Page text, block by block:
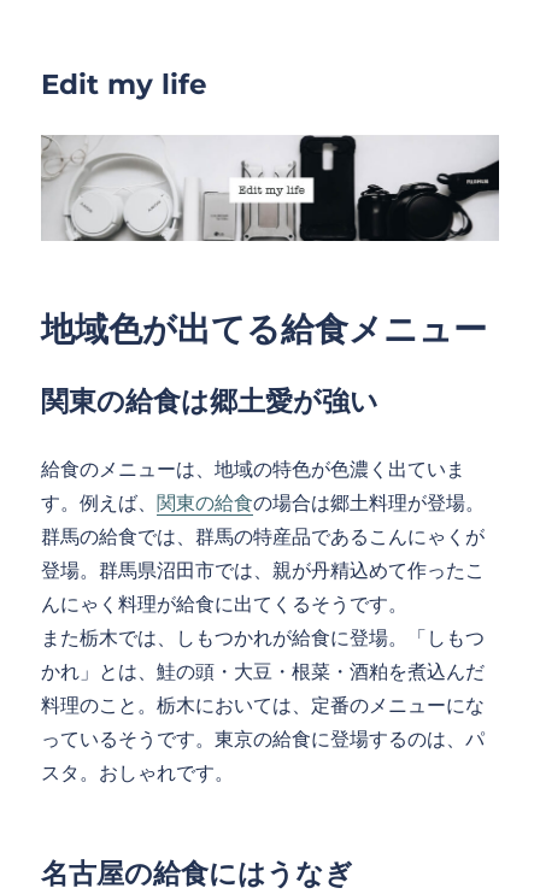
Edit my life
地域色が出てる給食メニュー
関東の給食は郷土愛が強い
給食のメニューは、地域の特色が色濃く出ていま
す。例えば、関東の給食の場合は郷土料理が登場。
群馬の給食では、群馬の特産品であるこんにゃくが
登場。群馬県沼田市では、親が丹精込めて作ったこ
んにゃく料理が給食に出てくるそうです。
また栃木では、しもつかれが給食に登場。「しもつ
かれ」とは、鮭の頭・大豆・根菜・酒粕を煮込んだ
料理のこと。栃木においては、定番のメニューにな
っているそうです。東京の給食に登場するのは、パ
スタ。おしゃれです。
名古屋の給食にはうなぎ